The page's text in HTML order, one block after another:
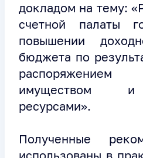
докладом на тему:
счетной палаты
повышении
бюджета по
распоряжением
имуществом и
ресурсами».
Полученные
использованы в